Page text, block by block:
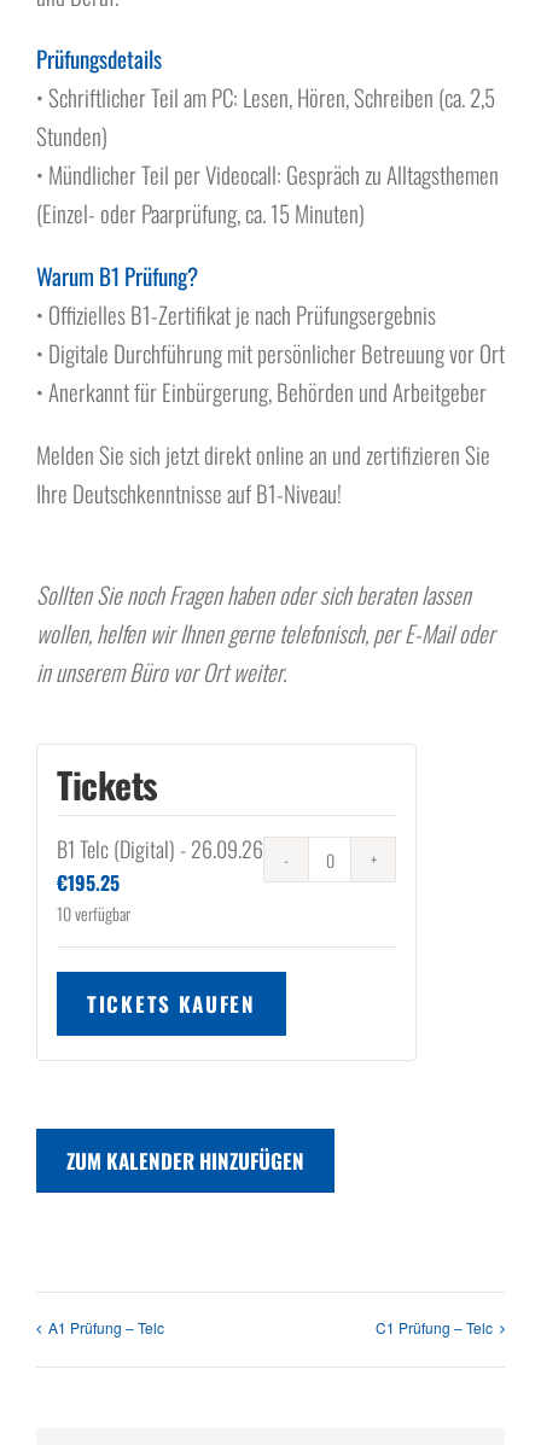
Prüfungsdetails
• Schriftlicher Teil am PC: Lesen, Hören, Schreiben (ca. 2,5
Stunden)
• Mündlicher Teil per Videocall: Gespräch zu Alltagsthemen
(Einzel- oder Paarprüfung, ca. 15 Minuten)
Warum B1 Prüfung?
• Offizielles B1-Zertifikat je nach Prüfungsergebnis
• Digitale Durchführung mit persönlicher Betreuung vor Ort
• Anerkannt für Einbürgerung, Behörden und Arbeitgeber
Melden Sie sich jetzt direkt online an und zertifizieren Sie
Ihre Deutschkenntnisse auf B1-Niveau!
Sollten Sie noch Fragen haben oder sich beraten lassen
wollen, helfen wir Ihnen gerne telefonisch, per E-Mail oder
in unserem Büro vor Ort weiter.
Tickets
B1 Telc (Digital) - 26.09.26
€195.25
10verfügbar
Anzahl
TICKETS KAUFEN
ZUM KALENDER HINZUFÜGEN
A1 Prüfung – Telc C1 Prüfung – Telc